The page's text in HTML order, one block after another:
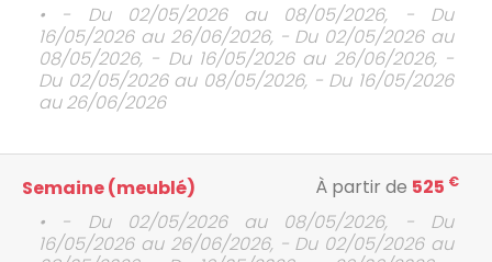
• - Du 02/05/2026 au 08/05/2026, - Du
16/05/2026 au 26/06/2026, - Du 02/05/2026 au
08/05/2026, - Du 16/05/2026 au 26/06/2026, -
Du 02/05/2026 au 08/05/2026, - Du 16/05/2026
au 26/06/2026
Semaine (meublé) À partir de 525 €
• - Du 02/05/2026 au 08/05/2026, - Du
16/05/2026 au 26/06/2026, - Du 02/05/2026 au